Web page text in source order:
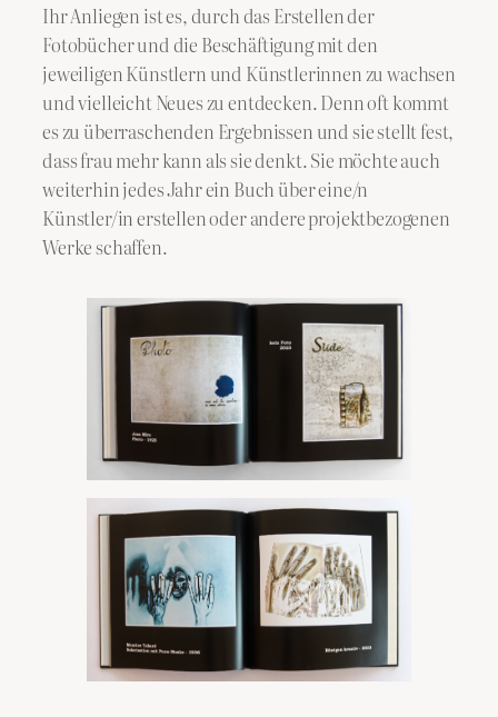
Ihr Anliegen ist es, durch das Erstellen der
Fotobücher und die Beschäftigung mit den
jeweiligen Künstlern und Künstlerinnen zu wachsen
und vielleicht Neues zu entdecken. Denn oft kommt
es zu überraschenden Ergebnissen und sie stellt fest,
dass frau mehr kann als sie denkt. Sie möchte auch
weiterhin jedes Jahr ein Buch über eine/n
Künstler/in erstellen oder andere projektbezogenen
Werke schaffen.